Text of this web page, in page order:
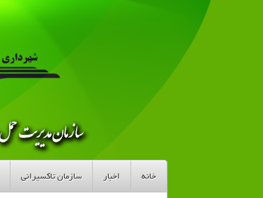
خانه اخبار سازمان تاکسیرانی